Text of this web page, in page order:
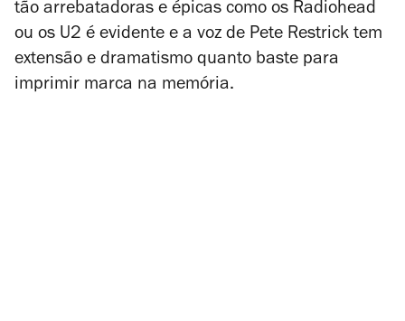
tão arrebatadoras e épicas como os Radiohead
ou os U2 é evidente e a voz de Pete Restrick tem
extensão e dramatismo quanto baste para
imprimir marca na memória.